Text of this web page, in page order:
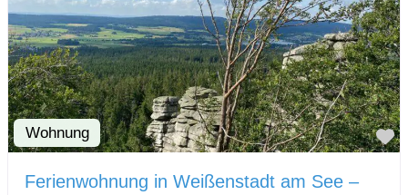
Wohnung
Ferienwohnung in Weißenstadt am See –